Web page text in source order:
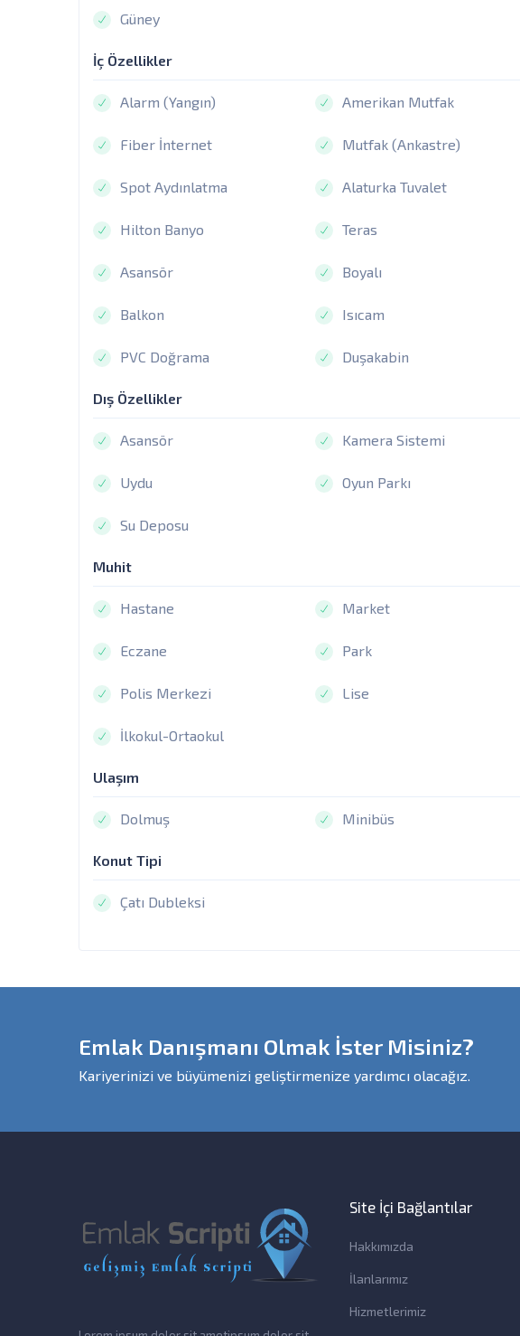
Güney
İç Özellikler
Alarm (Yangın) Amerikan Mutfak
Fiber İnternet Mutfak (Ankastre)
Spot Aydınlatma Alaturka Tuvalet
Hilton Banyo Teras
Asansör Boyalı
Balkon Isıcam
PVC Doğrama Duşakabin
Dış Özellikler
Asansör Kamera Sistemi
Uydu Oyun Parkı
Su Deposu
Muhit
Hastane Market
Eczane Park
Polis Merkezi Lise
İlkokul-Ortaokul
Ulaşım
Dolmuş Minibüs
Konut Tipi
Çatı Dubleksi
Emlak Danışmanı Olmak İster Misiniz?
Kariyerinizi ve büyümenizi geliştirmenize yardımcı olacağız.
Site İçi Bağlantılar
Hakkımızda
İlanlarımız
Hizmetlerimiz